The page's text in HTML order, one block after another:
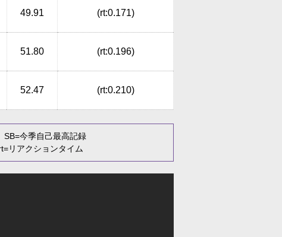
49.91 (rt:0.171)
51.80 (rt:0.196)
52.47 (rt:0.210)
SB=今季自己最高記録
=リアクションタイム